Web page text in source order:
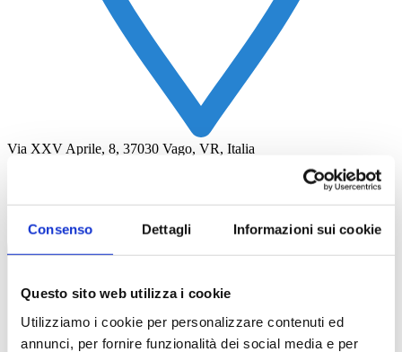
Consenso Dettagli Informazioni sui cookie
Questo sito web utilizza i cookie
Utilizziamo i cookie per personalizzare contenuti ed
annunci, per fornire funzionalità dei social media e per
Via XXV Aprile, 8, 37030 Vago, VR, Italia